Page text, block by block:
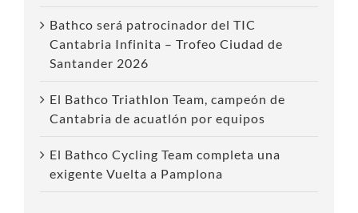
Bathco será patrocinador del TIC
Cantabria Infinita – Trofeo Ciudad de
Santander 2026
El Bathco Triathlon Team, campeón de
Cantabria de acuatlón por equipos
El Bathco Cycling Team completa una
exigente Vuelta a Pamplona